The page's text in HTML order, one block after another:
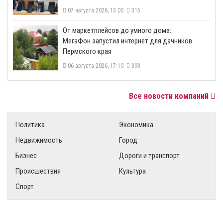
07 августа 2026, 13:00 315
От маркетплейсов до умного дома:
МегаФон запустил интернет для дачников
Пермского края
06 августа 2026, 17:10 393
Все новости компаний
Политика
Экономика
Недвижимость
Город
Бизнес
Дороги и транспорт
Происшествия
Культура
Спорт